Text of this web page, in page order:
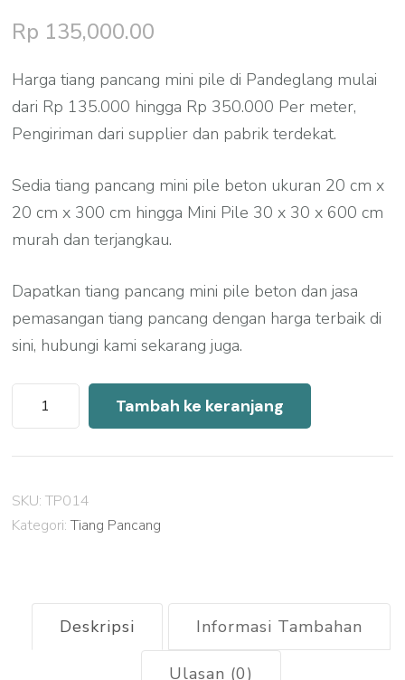
Rp 135,000.00
Harga tiang pancang mini pile di Pandeglang mulai
dari Rp 135.000 hingga Rp 350.000 Per meter,
Pengiriman dari supplier dan pabrik terdekat.
Sedia tiang pancang mini pile beton ukuran 20 cm x
20 cm x 300 cm hingga Mini Pile 30 x 30 x 600 cm
murah dan terjangkau.
Dapatkan tiang pancang mini pile beton dan jasa
pemasangan tiang pancang dengan harga terbaik di
sini, hubungi kami sekarang juga.
Kuantitas
Harga
Mini
Pile
Tambah ke keranjang
SKU:TP014
Kategori:Tiang Pancang
Deskripsi Informasi Tambahan
Ulasan (0)